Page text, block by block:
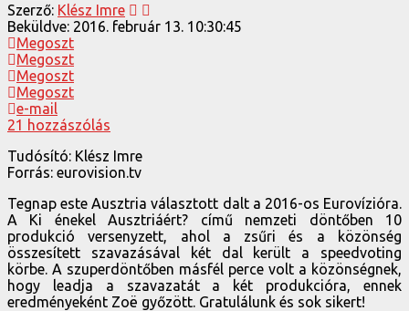
Szerző: Klész Imre
Beküldve: 2016. február 13. 10:30:45
Megoszt
Megoszt
Megoszt
Megoszt
e-mail
21 hozzászólás
Tudósító: Klész Imre
Forrás: eurovision.tv
Tegnap este Ausztria választott dalt a 2016-os Eurovízióra.
A Ki énekel Ausztriáért? című nemzeti döntőben 10
produkció versenyzett, ahol a zsűri és a közönség
összesített szavazásával két dal került a speedvoting
körbe. A szuperdöntőben másfél perce volt a közönségnek,
hogy leadja a szavazatát a két produkcióra, ennek
eredményeként Zoë győzött. Gratulálunk és sok sikert!